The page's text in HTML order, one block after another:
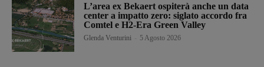
L’area ex Bekaert ospiterà anche un data
center a impatto zero: siglato accordo fra
Comtel e H2-Era Green Valley
Glenda Venturini 5 Agosto 2026